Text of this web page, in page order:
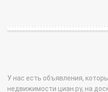
У нас есть объявления,
недвижимости циан.ру, на